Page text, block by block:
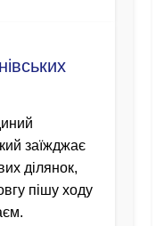
заїжджає
ділянок,
пішу ходу